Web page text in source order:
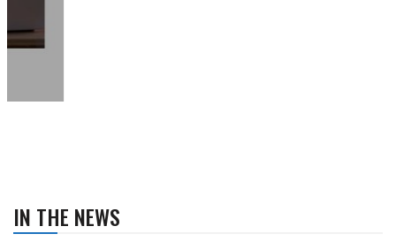
IN THE NEWS